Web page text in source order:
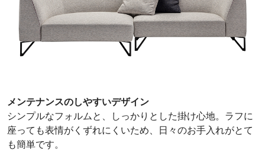
メンテナンスのしやすいデザイン
シンプルなフォルムと、しっかりとした掛け心地。ラフに
座っても表情がくずれにくいため、日々のお手入れがとて
も簡単です。